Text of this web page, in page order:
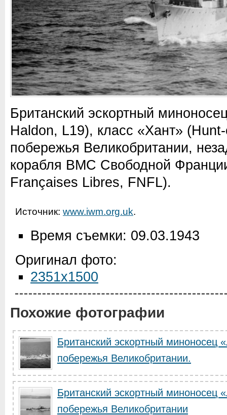
Британский эскортный
Haldon, L19), класс «Хант»
побережья Великобритании,
корабля ВМС Свободной
Françaises Libres, FNFL).
Источник: www.iwm.org.uk.
Время съемки: 09.03.1943
Оригинал фото:
2351x1500
Похожие фотографии
Британский эскортный миноносец
побережья Великобритании.
Британский эскортный миноносец
побережья Великобритании